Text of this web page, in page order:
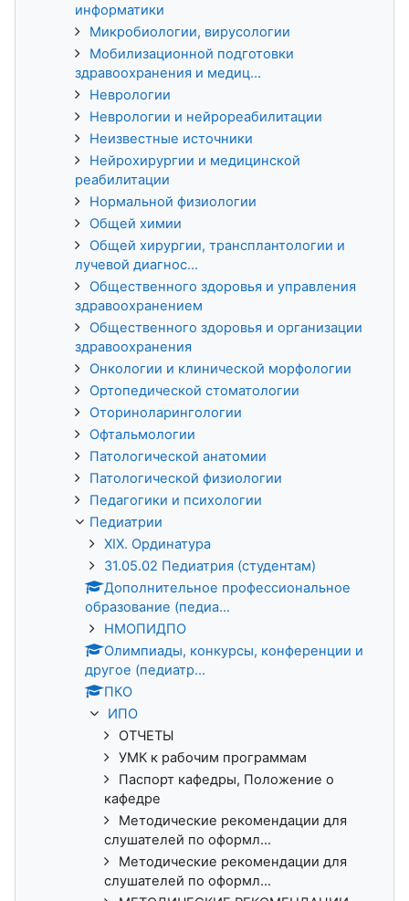
информатики
Микробиологии, вирусологии
Мобилизационной подготовки
здравоохранения и медиц...
Неврологии
Неврологии и нейрореабилитации
Неизвестные источники
Нейрохирургии и медицинской
реабилитации
Нормальной физиологии
Общей химии
Общей хирургии, трансплантологии и
лучевой диагнос...
Общественного здоровья и управления
здравоохранением
Общественного здоровья и организации
здравоохранения
Онкологии и клинической морфологии
Ортопедической стоматологии
Оториноларингологии
Офтальмологии
Патологической анатомии
Патологической физиологии
Педагогики и психологии
Педиатрии
XIX. Ординатура
31.05.02 Педиатрия (студентам)
Дополнительное профессиональное
образование (педиа...
НМОПИДПО
Олимпиады, конкурсы, конференции и
другое (педиатр...
ПКО
ИПО
ОТЧЕТЫ
УМК к рабочим программам
Паспорт кафедры, Положение о
кафедре
Методические рекомендации для
слушателей по оформл...
Методические рекомендации для
слушателей по оформл...